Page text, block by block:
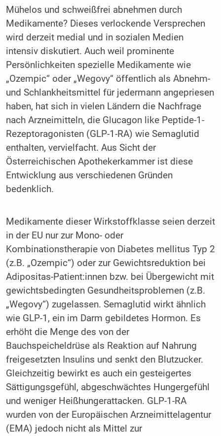
Mühelos und schweißfrei abnehmen durch
Medikamente? Dieses verlockende Versprechen
wird derzeit medial und in sozialen Medien
intensiv diskutiert. Auch weil prominente
Persönlichkeiten spezielle Medikamente wie
„Ozempic“ oder „Wegovy“ öffentlich als Abnehm-
und Schlankheitsmittel für jedermann angepriesen
haben, hat sich in vielen Ländern die Nachfrage
nach Arzneimitteln, die Glucagon like Peptide-1-
Rezeptoragonisten (GLP-1-RA) wie Semaglutid
enthalten, vervielfacht. Aus Sicht der
Österreichischen Apothekerkammer ist diese
Entwicklung aus verschiedenen Gründen
bedenklich.
Medikamente dieser Wirkstoffklasse seien derzeit
in der EU nur zur Mono- oder
Kombinationstherapie von Diabetes mellitus Typ 2
(z.B. „Ozempic“) oder zur Gewichtsreduktion bei
Adipositas-Patient:innen bzw. bei Übergewicht mit
gewichtsbedingten Gesundheitsproblemen (z.B.
„Wegovy“) zugelassen. Semaglutid wirkt ähnlich
wie GLP-1, ein im Darm gebildetes Hormon. Es
erhöht die Menge des von der
Bauchspeicheldrüse als Reaktion auf Nahrung
freigesetzten Insulins und senkt den Blutzucker.
Gleichzeitig bewirkt es auch ein gesteigertes
Sättigungsgefühl, abgeschwächtes Hungergefühl
und weniger Heißhungerattacken. GLP-1-RA
wurden von der Europäischen Arzneimittelagentur
(EMA) jedoch nicht als Mittel zur